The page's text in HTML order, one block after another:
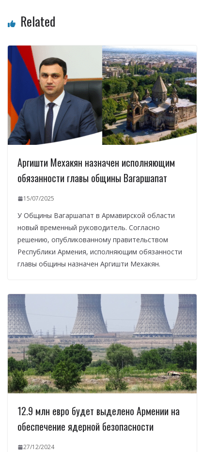
Related
Аргишти Мехакян назначен исполняющим
обязанности главы общины Вагаршапат
15/07/2025
У Общины Вагаршапат в Армавирской области
новый временный руководитель. Согласно
решению, опубликованному правительством
Республики Армения, исполняющим обязанности
главы общины назначен Аргишти Мехакян.
12.9 млн евро будет выделено Армении на
обеспечение ядерной безопасности
27/12/2024